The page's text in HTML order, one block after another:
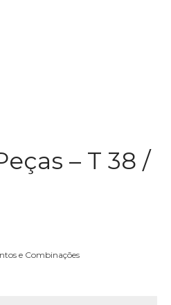
– T 38 /
e Combinações